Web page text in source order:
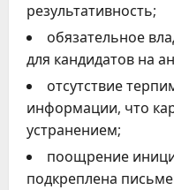
результативность;
обязательное
для кандидатов на
отсутствие
информации, что
устранением;
поощрение
подкреплена